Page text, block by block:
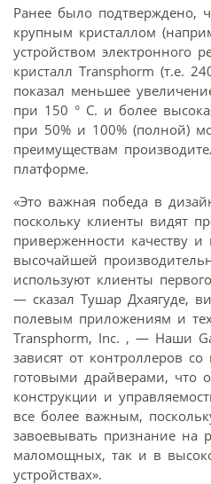
Ранее было подтверждено,
крупным кристаллом
устройством электронного
кристалл Transphorm (т.е.
показал меньшее
при 150 ° C. и более
при 50% и 100% (полной)
преимуществам
платформе.
«Это важная победа в
поскольку клиенты видят
приверженности качеству и
высочайшей
используют клиенты
— сказал Тушар Дхаягуде,
полевым приложениям и
Transphorm, Inc. , — Наши
зависят от контроллеров
готовыми драйверами, что
конструкции и
все более важным,
завоевывать признание на
маломощных, так и в
устройствах».